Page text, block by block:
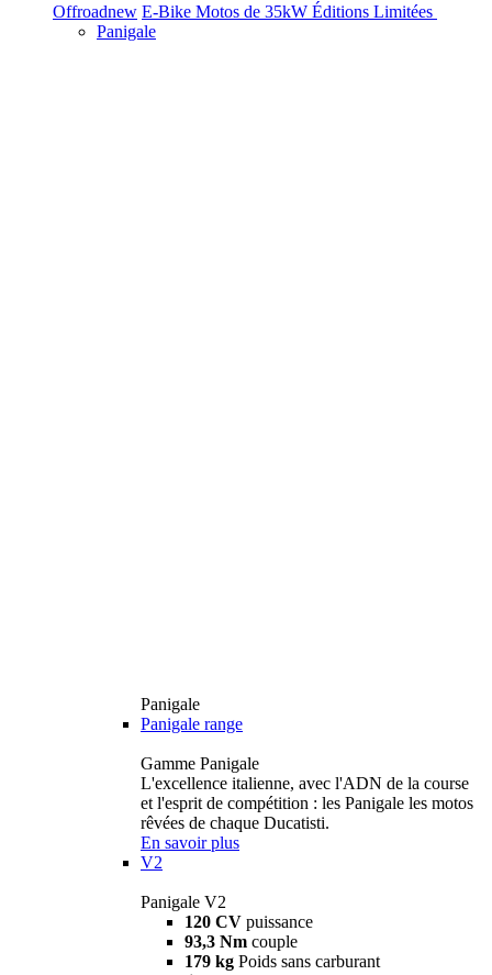
Offroadnew E-Bike Motos de 35kW Éditions Limitées
Panigale
Panigale
Panigale range
Gamme Panigale
L'excellence italienne, avec l'ADN de la course
et l'esprit de compétition : les Panigale les motos
rêvées de chaque Ducatisti.
En savoir plus
V2
Panigale V2
120 CV puissance
93,3 Nm couple
179 kg Poids sans carburant